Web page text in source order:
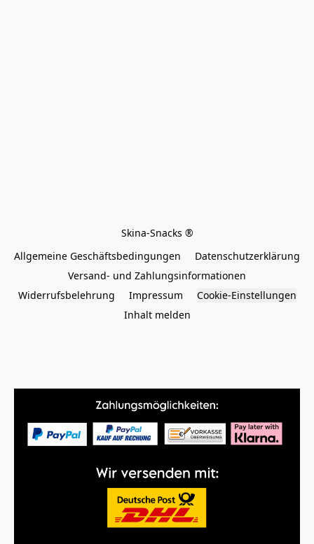
Allgemeine Geschäftsbedingungen
Datenschutzerklärung
Versand- und Zahlungsinformationen
Widerrufsbelehrung
Impressum
Cookie-Einstellungen
Inhalt melden